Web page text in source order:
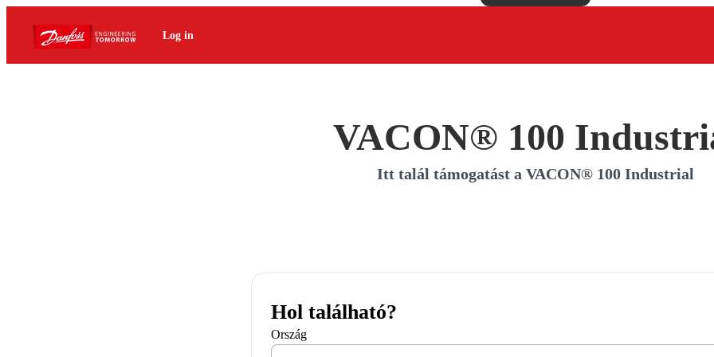
Log in
VACON® 100
Itt talál támogatást a VACON® 100 Industrial
Hol található?
Ország